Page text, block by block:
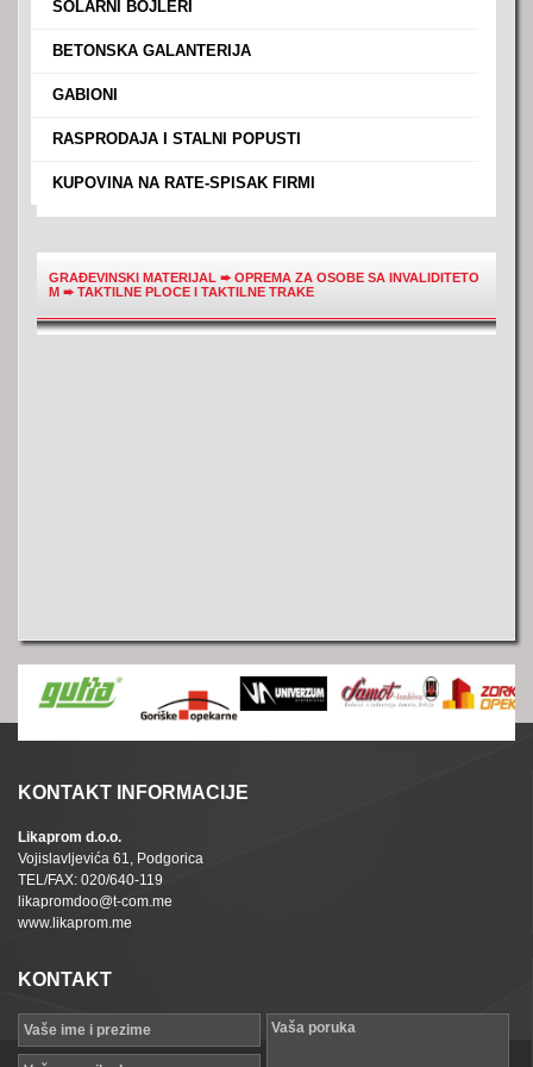
SOLARNI BOJLERI
BETONSKA GALANTERIJA
GABIONI
RASPRODAJA I STALNI POPUSTI
KUPOVINA NA RATE-SPISAK FIRMI
GRAĐEVINSKI MATERIJAL ➨OPREMA ZA OSOBE SA INVALIDITETO
M ➨TAKTILNE PLOCE I TAKTILNE TRAKE
KONTAKT INFORMACIJE
Likaprom d.o.o.
Vojislavljevića 61, Podgorica
TEL/FAX: 020/640-119
likapromdoo@t-com.me
www.likaprom.me
KONTAKT